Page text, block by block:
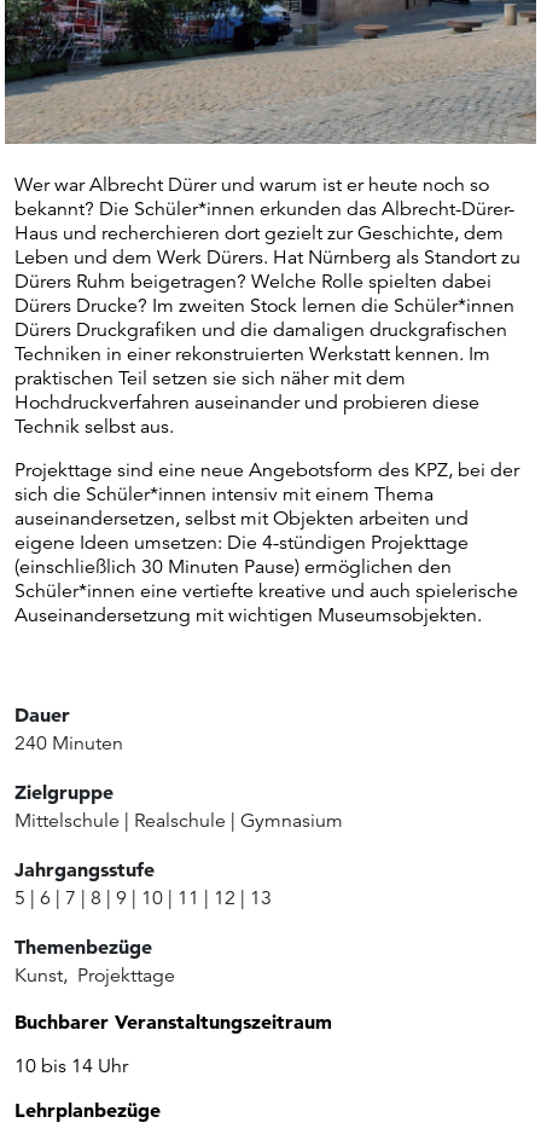
Wer war Albrecht Dürer und warum ist er heute noch so
bekannt? Die Schüler*innen erkunden das Albrecht-Dürer-
Haus und recherchieren dort gezielt zur Geschichte, dem
Leben und dem Werk Dürers. Hat Nürnberg als Standort zu
Dürers Ruhm beigetragen? Welche Rolle spielten dabei
Dürers Drucke? Im zweiten Stock lernen die Schüler*innen
Dürers Druckgrafiken und die damaligen druckgrafischen
Techniken in einer rekonstruierten Werkstatt kennen. Im
praktischen Teil setzen sie sich näher mit dem
Hochdruckverfahren auseinander und probieren diese
Technik selbst aus.
Projekttage sind eine neue Angebotsform des KPZ, bei der
sich die Schüler*innen intensiv mit einem Thema
auseinandersetzen, selbst mit Objekten arbeiten und
eigene Ideen umsetzen: Die 4-stündigen Projekttage
(einschließlich 30 Minuten Pause) ermöglichen den
Schüler*innen eine vertiefte kreative und auch spielerische
Auseinandersetzung mit wichtigen Museumsobjekten.
Dauer
240 Minuten
Zielgruppe
Mittelschule | Realschule | Gymnasium
Jahrgangsstufe
5 | 6 | 7 | 8 | 9 | 10 | 11 | 12 | 13
Themenbezüge
Kunst, Projekttage
Buchbarer Veranstaltungszeitraum
10 bis 14 Uhr
Lehrplanbezüge